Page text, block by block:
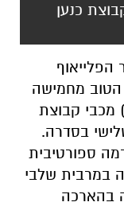
כנען
גמר הפלייאוף
הטוב מחמישה
תעלה מחר (שבת, 21:05) מכבי קבוצת
בסדרה.
ספורטיבית
במרבית שלבי
בהארכה